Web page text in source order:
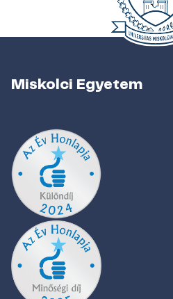
Miskolci Egyetem